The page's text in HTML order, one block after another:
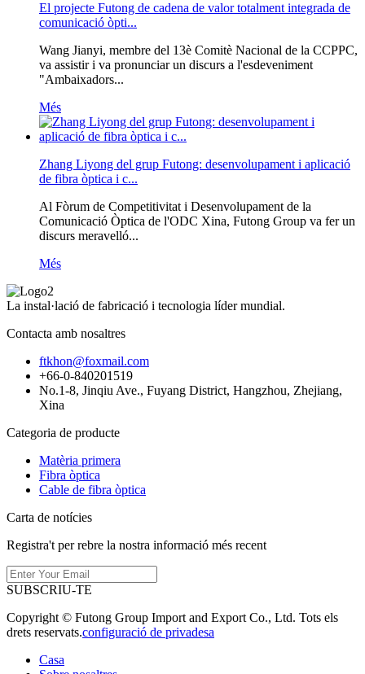
El projecte Futong de cadena de valor totalment integrada de
comunicació òpti...
Wang Jianyi, membre del 13è Comitè Nacional de la CCPPC,
va assistir i va pronunciar un discurs a l'esdeveniment
"Ambaixadors...
Més
Zhang Liyong del grup Futong: desenvolupament i aplicació
de fibra òptica i c...
Al Fòrum de Competitivitat i Desenvolupament de la
Comunicació Òptica de l'ODC Xina, Futong Group va fer un
discurs meravelló...
Més
La instal·lació de fabricació i tecnologia líder mundial.
Contacta amb nosaltres
ftkhon@foxmail.com
+66-0-840201519
No.1-8, Jinqiu Ave., Fuyang District, Hangzhou, Zhejiang,
Xina
Categoria de producte
Matèria primera
Fibra òptica
Cable de fibra òptica
Carta de notícies
Registra't per rebre la nostra informació més recent
SUBSCRIU-TE
Copyright © Futong Group Import and Export Co., Ltd. Tots els
drets reservats.configuració de privadesa
Casa